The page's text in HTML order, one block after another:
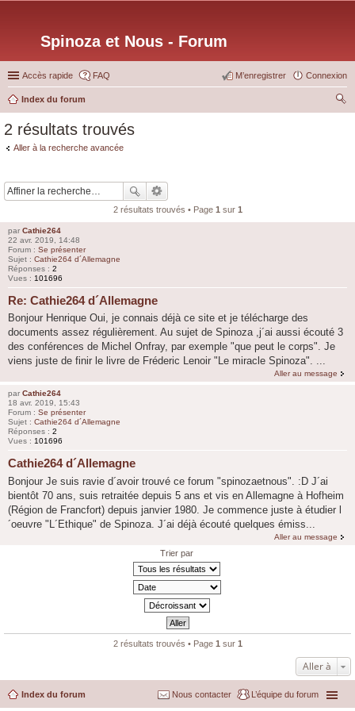
Spinoza et Nous - Forum
Accès rapide FAQ Connexion
M’enregistrer
Index du forum
2 résultats trouvés
Aller à la recherche avancée
2 résultats trouvés • Page 1 sur 1
par Cathie264
22 avr. 2019, 14:48
Forum : Se présenter
Sujet : Cathie264 d´Allemagne
Réponses : 2
Vues : 101696
Re: Cathie264 d´Allemagne
Bonjour Henrique Oui, je connais déjà ce site et je télécharge des
documents assez régulièrement. Au sujet de Spinoza ,j´ai aussi écouté 3
des conférences de Michel Onfray, par exemple "que peut le corps". Je
viens juste de finir le livre de Fréderic Lenoir "Le miracle Spinoza". ...
Aller au message
par Cathie264
18 avr. 2019, 15:43
Forum : Se présenter
Sujet : Cathie264 d´Allemagne
Réponses : 2
Vues : 101696
Cathie264 d´Allemagne
Bonjour Je suis ravie d´avoir trouvé ce forum "spinozaetnous". :D J´ai
bientôt 70 ans, suis retraitée depuis 5 ans et vis en Allemagne à Hofheim
(Région de Francfort) depuis janvier 1980. Je commence juste à étudier l
´oeuvre "L´Ethique" de Spinoza. J´ai déjà écouté quelques émiss...
Aller au message
Trier par
2 résultats trouvés • Page 1 sur 1
Aller à
Index du forum L’équipe du forum
Nous contacter